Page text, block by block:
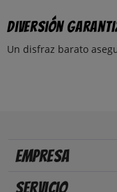
Diversión
Un disfraz barato
Empresa